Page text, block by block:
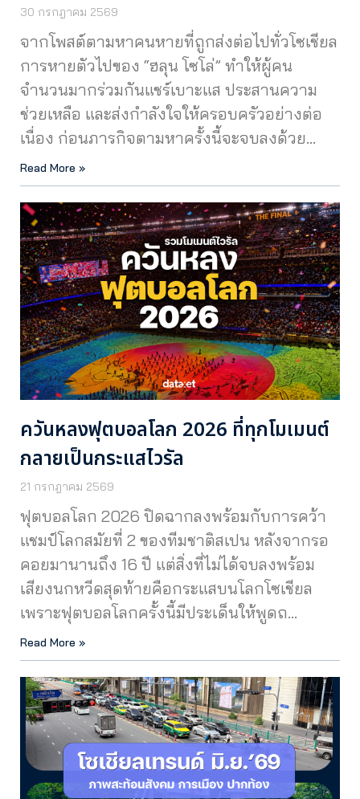
30 กรกฎาคม 2569
จากโพสต์ตามหาคนหายที่ถูกส่งต่อไปทั่วโซเชียล
การหายตัวไปของ “ฮลุน โซโล่” ทำให้ผู้คน
จำนวนมากร่วมกันแชร์เบาะแส ประสานความ
ช่วยเหลือ และส่งกำลังใจให้ครอบครัวอย่างต่อ
เนื่อง ก่อนภารกิจตามหาครั้งนี้จะจบลงด้วย…
Read More »
ควันหลงฟุตบอลโลก 2026 ที่ทุกโมเมนต์
กลายเป็นกระแสไวรัล
21 กรกฎาคม 2569
ฟุตบอลโลก 2026 ปิดฉากลงพร้อมกับการคว้า
แชมป์โลกสมัยที่ 2 ของทีมชาติสเปน หลังจากรอ
คอยมานานถึง 16 ปี แต่สิ่งที่ไม่ได้จบลงพร้อม
เสียงนกหวีดสุดท้ายคือกระแสบนโลกโซเชียล
เพราะฟุตบอลโลกครั้งนี้มีประเด็นให้พูดถ…
Read More »